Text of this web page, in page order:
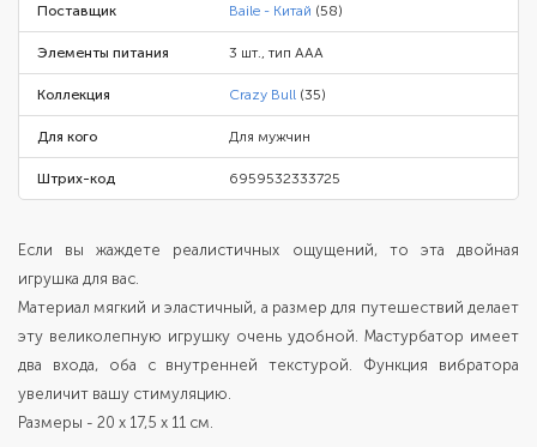
Поставщик Baile - Китай (58)
Элементы питания 3 шт., тип AAA
Коллекция Crazy Bull (35)
Для кого Для мужчин
Штрих-код 6959532333725
Если вы жаждете реалистичных ощущений, то эта двойная
игрушка для вас.
Материал мягкий и эластичный, а размер для путешествий делает
эту великолепную игрушку очень удобной. Мастурбатор имеет
два входа, оба с внутренней текстурой. Функция вибратора
увеличит вашу стимуляцию.
Размеры - 20 х 17,5 х 11 см.